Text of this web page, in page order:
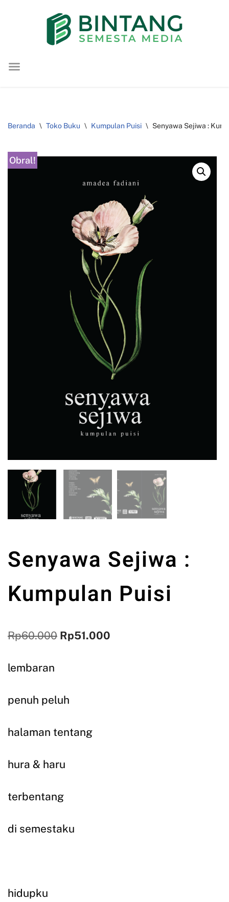
konten
Beranda \ Toko Buku \ Kumpulan Puisi \ Senyawa Sejiwa :
Obral!
Senyawa Sejiwa :
Kumpulan Puisi
Rp60.000 Rp51.000
lembaran
penuh peluh
halaman tentang
hura & haru
terbentang
di semestaku
hidupku